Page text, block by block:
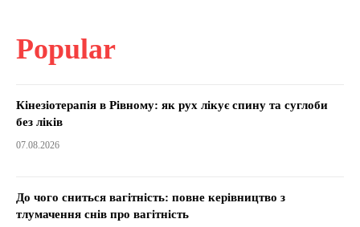
Popular
Кінезіотерапія в Рівному: як рух лікує спину та суглоби
без ліків
07.08.2026
До чого сниться вагітність: повне керівництво з
тлумачення снів про вагітність